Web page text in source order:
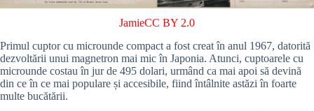
JamieCC BY 2.0
Primul cuptor cu microunde compact a fost creat în anul 1967, datorită
dezvoltării unui magnetron mai mic în Japonia. Atunci, cuptoarele cu
microunde costau în jur de 495 dolari, urmând ca mai apoi să devină
din ce în ce mai populare și accesibile, fiind întâlnite astăzi în foarte
multe bucătării.